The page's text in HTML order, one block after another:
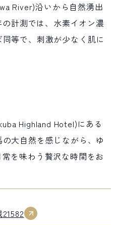
River)沿いから自然湧出
計測では、水素イオン濃
等で、刺激が少なく肌に
Highland Hotel)にある
大自然を感じながら、ゆ
を味わう贅沢な時間をお